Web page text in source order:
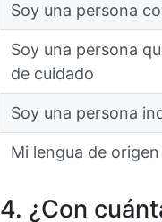
Soy una persona
Soy una persona
de cuidado
Soy una persona
Mi lengua de
4. ¿Con